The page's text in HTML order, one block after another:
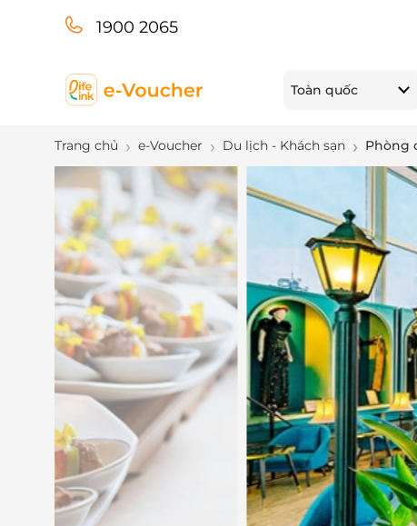
1900 2065
Toàn quốc
Trang chủ e-Voucher Du lịch - Khách sạn Phòng